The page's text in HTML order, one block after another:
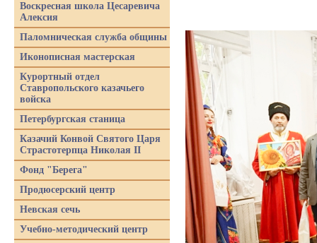
Воскресная школа Цесаревича
Алексия
Паломническая служба общины
Иконописная мастерская
Курортный отдел
Ставропольского казачьего
войска
Петербургская станица
Казачий Конвой Святого Царя
Страстотерпца Николая II
Фонд "Берега"
Продюсерский центр
Невская сечь
Учебно-методический центр